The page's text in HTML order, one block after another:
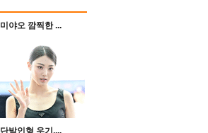
미야오 깜찍한 ...
단발인형 우기,...